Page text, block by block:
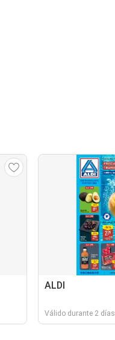
ALDI
Válido durante 2 días